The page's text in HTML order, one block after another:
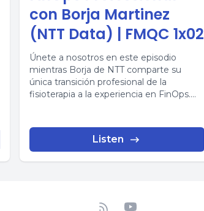
con Borja Martinez
(NTT Data) | FMQC 1x02
Únete a nosotros en este episodio
mientras Borja de NTT comparte su
única transición profesional de la
fisioterapia a la experiencia en FinOps.
Listen